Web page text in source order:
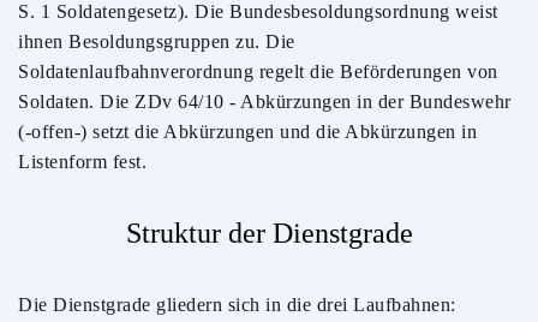
S. 1 Soldatengesetz). Die Bundesbesoldungsordnung weist
ihnen Besoldungsgruppen zu. Die
Soldatenlaufbahnverordnung regelt die Beförderungen von
Soldaten. Die ZDv 64/10 - Abkürzungen in der Bundeswehr
(-offen-) setzt die Abkürzungen und die Abkürzungen in
Listenform fest.
Struktur der Dienstgrade
Die Dienstgrade gliedern sich in die drei Laufbahnen: